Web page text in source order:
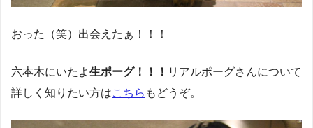
おった（笑）出会えたぁ！！！
六本木にいたよ生ポーグ！！！ リアルポーグさんについて
詳しく知りたい方はこちら もどうぞ。